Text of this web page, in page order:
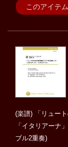
このアイテ
(楽譜) 「リュー
「イタリアーナ
ブル2重奏)